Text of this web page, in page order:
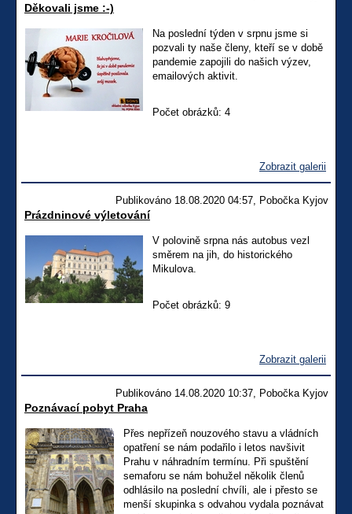
Děkovali jsme :-)
Na poslední týden v srpnu jsme si
pozvali ty naše členy, kteří se v době
pandemie zapojili do našich výzev,
emailových aktivit.
Počet obrázků: 4
Zobrazit galerii
Publikováno 18.08.2020 04:57, Pobočka Kyjov
Prázdninové výletování
V polovině srpna nás autobus vezl
směrem na jih, do historického
Mikulova.
Počet obrázků: 9
Zobrazit galerii
Publikováno 14.08.2020 10:37, Pobočka Kyjov
Poznávací pobyt Praha
Přes nepřízeň nouzového stavu a vládních
opatření se nám podařilo i letos navšivit
Prahu v náhradním termínu. Při spuštění
semaforu se nám bohužel několik členů
odhlásilo na poslední chvíli, ale i přesto se
menší skupinka s odvahou vydala poznávat